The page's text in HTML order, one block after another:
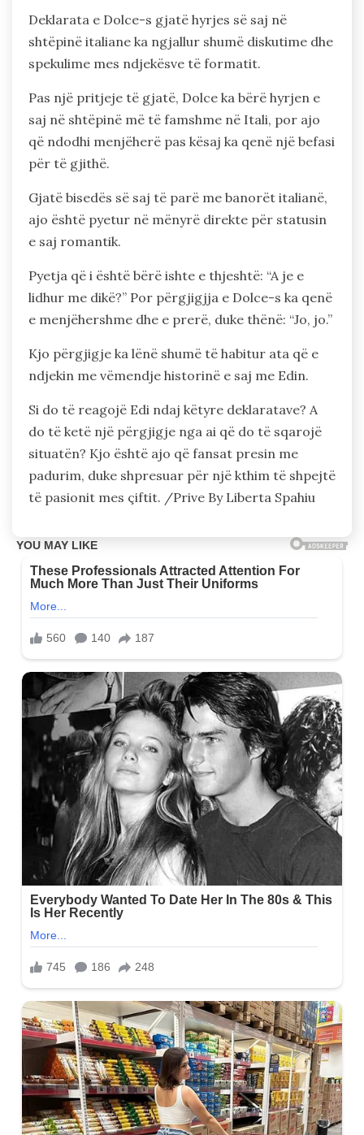
Deklarata e Dolce-s gjatë hyrjes së saj në
shtëpinë italiane ka ngjallur shumë diskutime dhe
spekulime mes ndjekësve të formatit.
Pas një pritjeje të gjatë, Dolce ka bërë hyrjen e
saj në shtëpinë më të famshme në Itali, por ajo
që ndodhi menjëherë pas kësaj ka qenë një befasi
për të gjithë.
Gjatë bisedës së saj të parë me banorët italianë,
ajo është pyetur në mënyrë direkte për statusin
e saj romantik.
Pyetja që i është bërë ishte e thjeshtë: “A je e
lidhur me dikë?” Por përgjigjja e Dolce-s ka qenë
e menjëhershme dhe e prerë, duke thënë: “Jo, jo.”
Kjo përgjigje ka lënë shumë të habitur ata që e
ndjekin me vëmendje historinë e saj me Edin.
Si do të reagojë Edi ndaj këtyre deklaratave? A
do të ketë një përgjigje nga ai që do të sqarojë
situatën? Kjo është ajo që fansat presin me
padurim, duke shpresuar për një kthim të shpejtë
të pasionit mes çiftit. /Prive By Liberta Spahiu